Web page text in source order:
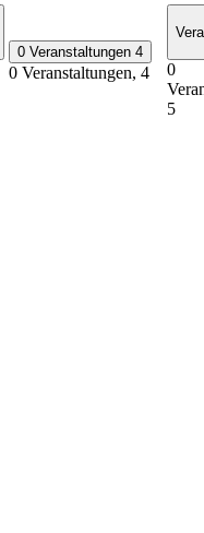
0 Veranstaltungen 4
0 Veranstaltungen, 4
0
5